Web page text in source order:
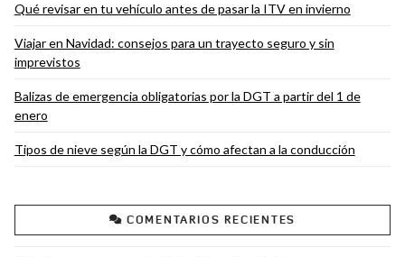
Qué revisar en tu vehículo antes de pasar la ITV en invierno
Viajar en Navidad: consejos para un trayecto seguro y sin
imprevistos
Balizas de emergencia obligatorias por la DGT a partir del 1 de
enero
Tipos de nieve según la DGT y cómo afectan a la conducción
COMENTARIOS RECIENTES